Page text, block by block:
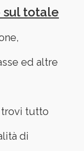
sul totale
ed altre
tutto
di